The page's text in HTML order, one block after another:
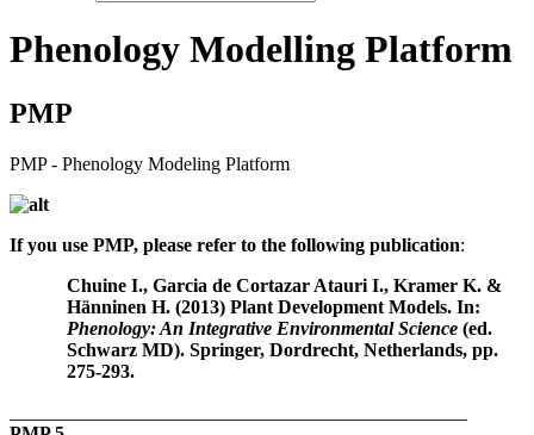
Phenology Modelling Platform
PMP
PMP - Phenology Modeling Platform
If you use PMP, please refer to the following publication:
Chuine I., Garcia de Cortazar Atauri I., Kramer K. &
Hänninen H. (2013) Plant Development Models. In:
Phenology: An Integrative Environmental Science (ed.
Schwarz MD). Springer, Dordrecht, Netherlands, pp.
275-293.